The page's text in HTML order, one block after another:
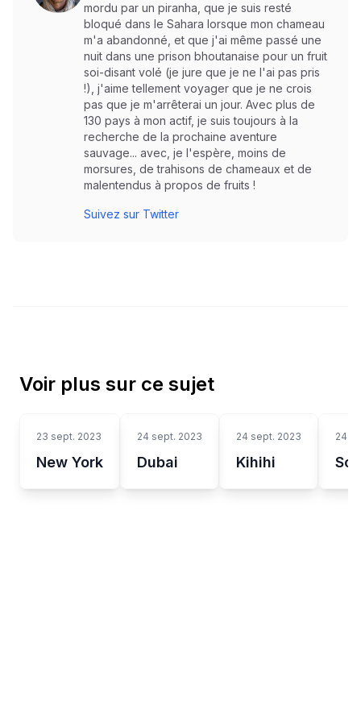
mordu par un piranha, que je suis resté
bloqué dans le Sahara lorsque mon chameau
m'a abandonné, et que j'ai même passé une
nuit dans une prison bhoutanaise pour un fruit
soi-disant volé (je jure que je ne l'ai pas pris
!), j'aime tellement voyager que je ne crois
pas que je m'arrêterai un jour. Avec plus de
130 pays à mon actif, je suis toujours à la
recherche de la prochaine aventure
sauvage... avec, je l'espère, moins de
morsures, de trahisons de chameaux et de
malentendus à propos de fruits !
Suivez sur Twitter
Voir plus sur ce sujet
23 sept. 2023
New York
24 sept. 2023
Dubai
24 sept. 2023
Kihihi
24